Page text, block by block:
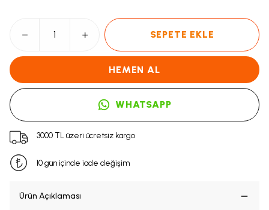
SEPETE EKLE
HEMEN AL
WHATSAPP
3000 TL üzeri ücretsiz kargo
10 gün içinde iade değişim
Ürün Açıklaması